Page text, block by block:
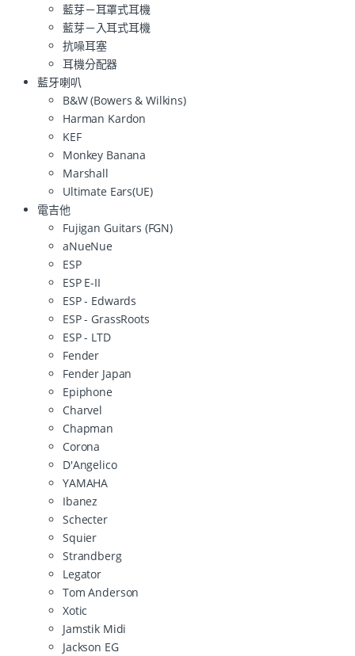
藍芽－耳罩式耳機
藍芽－入耳式耳機
抗噪耳塞
耳機分配器
藍牙喇叭
B&W (Bowers & Wilkins)
Harman Kardon
KEF
Monkey Banana
Marshall
Ultimate Ears(UE)
電吉他
Fujigan Guitars (FGN)
aNueNue
ESP
ESP E-II
ESP - Edwards
ESP - GrassRoots
ESP - LTD
Fender
Fender Japan
Epiphone
Charvel
Chapman
Corona
D'Angelico
YAMAHA
Ibanez
Schecter
Squier
Strandberg
Legator
Tom Anderson
Xotic
Jamstik Midi
Jackson EG